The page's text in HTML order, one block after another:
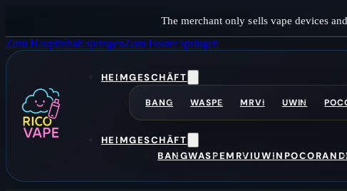
The merchant only sells vape devices
Zum Hauptinhalt springenZum Footer springen
HEIMGESCHÄFT
BANG WASPE MRVI UWIN
HEIMGESCHÄFT
BANGWASPEMRVIUWINPOCO